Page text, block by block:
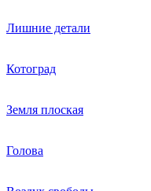
Лишние детали
Котоград
Земля плоская
Голова